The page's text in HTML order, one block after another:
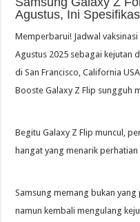
Agustus, Ini
Memperbarui! Jadwal
Agustus 2025 sebagai kejutan
di San Francisco, California
Booste Galaxy Z Flip sungguh
Begitu Galaxy Z Flip muncul,
hangat yang menarik
Samsung memang bukan yang
namun kembali mengulang